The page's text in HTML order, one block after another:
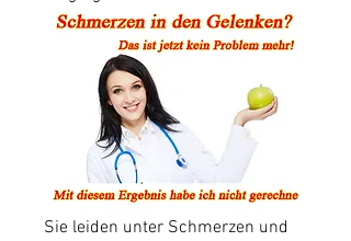
Sie leiden unter Schmerzen und